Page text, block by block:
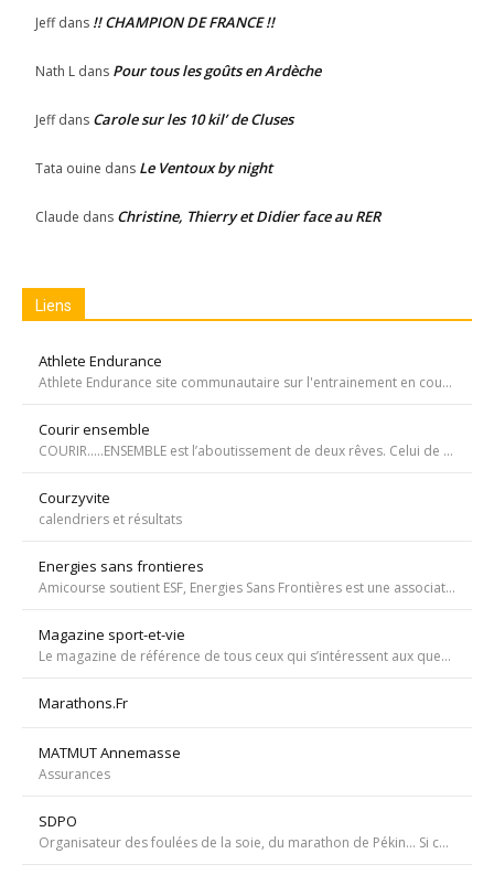
Jeffdans !! CHAMPION DE FRANCE !!
Nath L dans Pour tous les goûts en Ardèche
Jeffdans Carole sur les 10 kil’ de Cluses
Tata ouine dans Le Ventoux by night
Claude dans Christine, Thierry et Didier face au RER
Liens
Athlete Endurance
Athlete Endurance site communautaire sur l'entrainement en course à pied
Courir ensemble
COURIR…..ENSEMBLE est l’aboutissement de deux rêves. Celui de Tiffany qui, malgré une tumeur à la jambe voulait participer à la course de l’Escalade et celui de Carole, animatrice bénévole de l’atelier de bricolage du service d’oncopédiatrie de l’Hôpital
Courzyvite
calendriers et résultats
Energies sans frontieres
Amicourse soutient ESF, Energies Sans Frontières est une association ayant pour objet l'aide au développement des pays les plus pauvres en favorisant l'accès à l'eau et à l'électricité
Magazine sport-et-vie
Le magazine de référence de tous ceux qui s’intéressent aux questions d’entraînement, de nutrition, de dopage, de physiologie, de psychologie et de médecine du sport.
Marathons.Fr
MATMUT Annemasse
Assurances
SDPO
Organisateur des foulées de la soie, du marathon de Pékin... Si courir était notre seul but, nous passerions à côté de moments inoubliables ». Depuis 1996 SDPOrganisation, spécialiste de la course aventure à vocation sportive et culturelle